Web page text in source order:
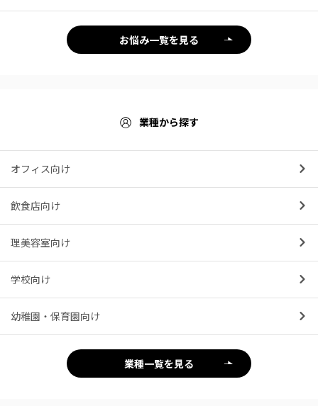
お悩み一覧を見る
業種から探す
オフィス向け
飲食店向け
理美容室向け
学校向け
幼稚園・保育園向け
業種一覧を見る